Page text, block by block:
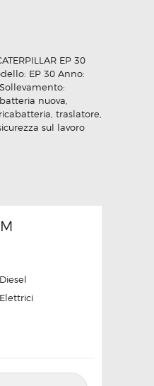
EP 30
EP 30 Anno:
nuova,
traslatore,
sul lavoro